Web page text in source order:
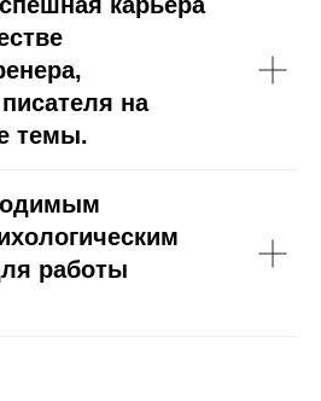
на
темы.
работы